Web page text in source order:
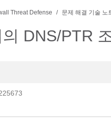
Threat Defense 문제 해결 기술 노
DNS/PTR